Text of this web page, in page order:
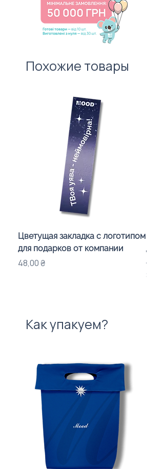
першого враження!
вартості нанесення.
Похожие товары
Цветущая закладка с логотипом
для подарков от компании
Цена
48,00 ₴
для
Цена
Как упакуем?